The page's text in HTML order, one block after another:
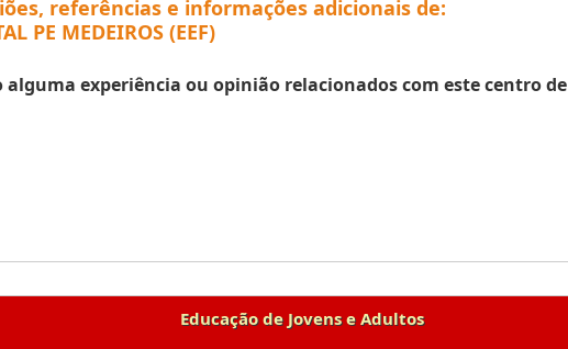
referências e informações adicionais de:
PE MEDEIROS (EEF)
experiência ou opinião relacionados com este centro de
Educação de Jovens e Adultos